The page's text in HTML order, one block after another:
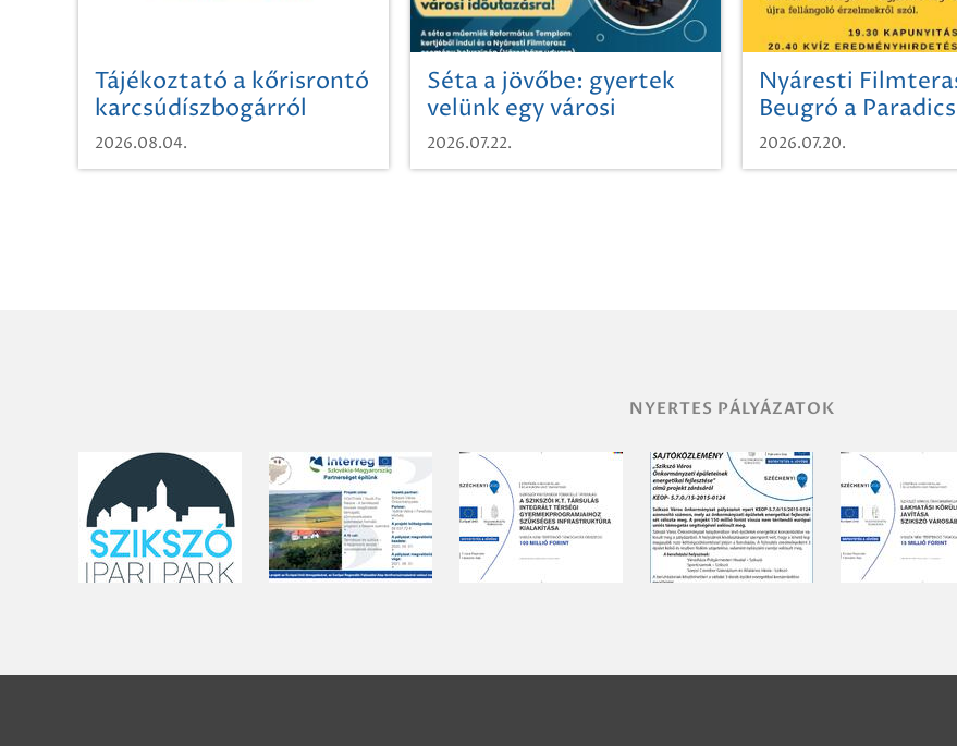
Tájékoztató a kőrisrontó
karcsúdíszbogárról
2026.08.04.
Séta a jövőbe: gyertek
velünk egy városi
időutazásra!
2026.07.22.
Nyáresti
Beugró a
2026.07.20.
NYERTES PÁLYÁZATOK